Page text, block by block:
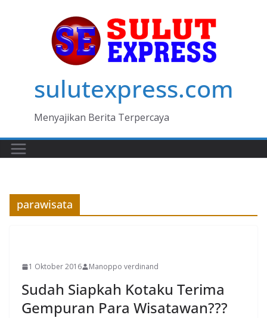
sulutexpress.com
Menyajikan Berita Terpercaya
parawisata
1 Oktober 2016 Manoppo verdinand
Sudah Siapkah Kotaku Terima
Gempuran Para Wisatawan???